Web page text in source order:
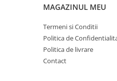
dds zirconia® t-preshaded
Disc Nano Compozit
Disc PMMA Eldy Plus
MAGAZINUL MEU
Termeni si Conditii
Politica de
Politica de livrare
Contact